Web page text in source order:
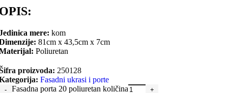
mere: kom
81cm x 43,5cm x 7cm
Poliuretan
proizvoda: 250128
Fasadni ukrasi i porte
Fasadna porta 20 poliuretan količina